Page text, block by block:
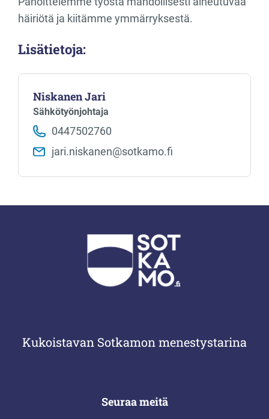
häiriötä ja kiitämme ymmärryksestä.
Lisätietoja:
Niskanen Jari
Sähkötyönjohtaja
0447502760
jari.niskanen​@sotkamo.fi
Kukoistavan Sotkamon menestystarina
Seuraa meitä